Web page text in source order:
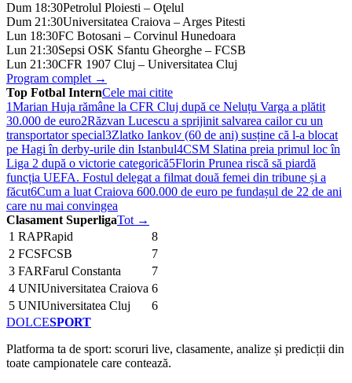
Dum 18:30Petrolul Ploiesti – Oţelul
Dum 21:30Universitatea Craiova – Arges Pitesti
Lun 18:30FC Botosani – Corvinul Hunedoara
Lun 21:30Sepsi OSK Sfantu Gheorghe – FCSB
Lun 21:30CFR 1907 Cluj – Universitatea Cluj
Program complet →
Top Fotbal InternCele mai citite
1Marian Huja rămâne la CFR Cluj după ce Neluțu Varga a plătit
30.000 de euro2Răzvan Lucescu a sprijinit salvarea cailor cu un
transportator special3Zlatko Iankov (60 de ani) susține că l-a blocat
pe Hagi în derby-urile din Istanbul4CSM Slatina preia primul loc în
Liga 2 după o victorie categorică5Florin Prunea riscă să piardă
funcția UEFA. Fostul delegat a filmat două femei din tribune și a
făcut6Cum a luat Craiova 600.000 de euro pe fundașul de 22 de ani
care nu mai convingea
Clasament SuperligaTot →
1 RAPRapid
8
2 FCSFCSB
7
3 FARFarul Constanta
7
4 UNIUniversitatea Craiova 6
5 UNIUniversitatea Cluj
6
DOLCESPORT
Platforma ta de sport: scoruri live, clasamente, analize și predicții din
toate campionatele care contează.